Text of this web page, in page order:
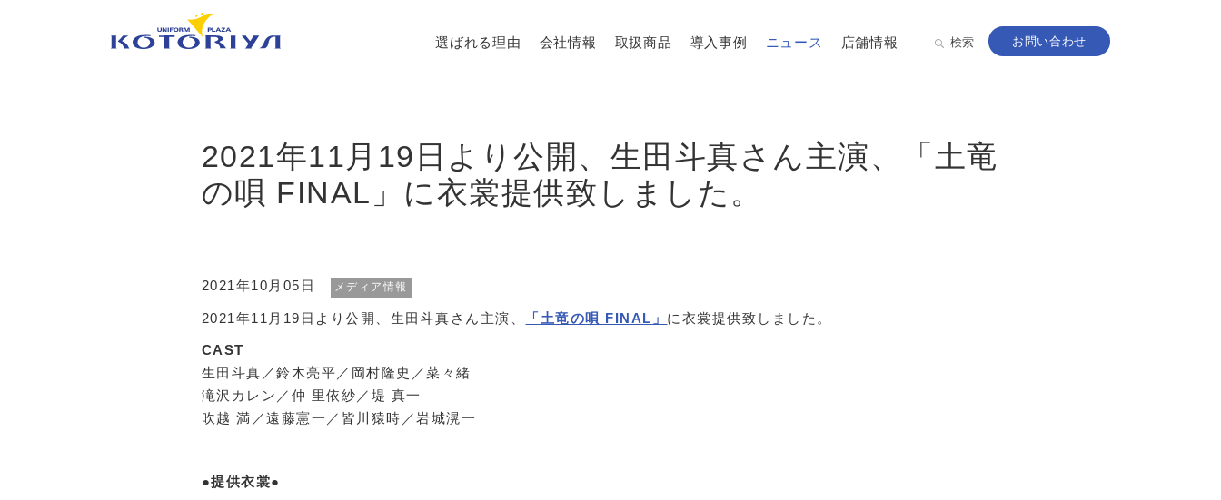
選ばれる理由 会社情報 取扱商品 導入事例 ニュース 店舗情報 検索 お問い合わせ
2021年11月19日より公開、生田斗真さん主演、「土竜
の唄 FINAL」に衣裳提供致しました。
2021年10月05日 メディア情報
2021年11月19日より公開、生田斗真さん主演、 「土竜の唄 FINAL」 に衣裳提供致しました。
CAST
生田斗真／鈴木亮平／岡村隆史／菜々緒
滝沢カレン／仲 里依紗／堤 真一
吹越 満／遠藤憲一／皆川猿時／岩城滉一
●提供衣裳●